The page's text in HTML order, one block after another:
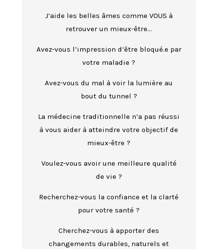
J’aide les belles âmes comme VOUS à
retrouver un mieux-être…
Avez-vous l’impression d’être bloqué.e par
votre maladie ?
Avez-vous du mal à voir la lumière au
bout du tunnel ?
La médecine traditionnelle n’a pas réussi
à vous aider à atteindre votre objectif de
mieux-être ?
Voulez-vous avoir une meilleure qualité
de vie ?
Recherchez-vous la confiance et la clarté
pour votre santé ?
Cherchez-vous à apporter des
changements durables, naturels et